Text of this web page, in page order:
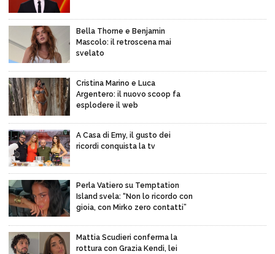
Bella Thorne e Benjamin
Mascolo: il retroscena mai
svelato
Cristina Marino e Luca
Argentero: il nuovo scoop fa
esplodere il web
A Casa di Emy, il gusto dei
ricordi conquista la tv
Perla Vatiero su Temptation
Island svela: “Non lo ricordo con
gioia, con Mirko zero contatti”
Mattia Scudieri conferma la
rottura con Grazia Kendi, lei